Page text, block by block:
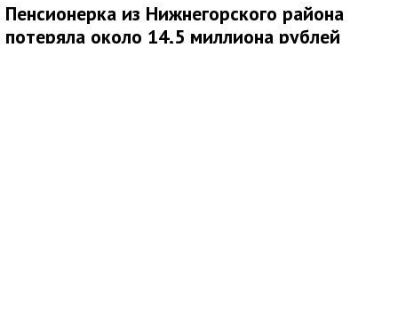
Пенсионерка из Нижнегорского района
потеряла около 14,5 миллиона рублей